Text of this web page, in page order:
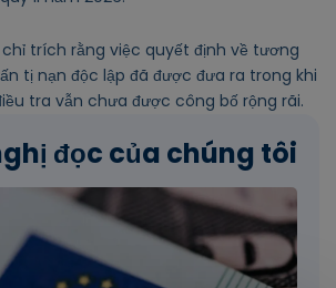
chỉ trích rằng việc quyết định về tương
tị nạn độc lập đã được đưa ra trong khi
tra vẫn chưa được công bố rộng rãi.
đọc của chúng tôi